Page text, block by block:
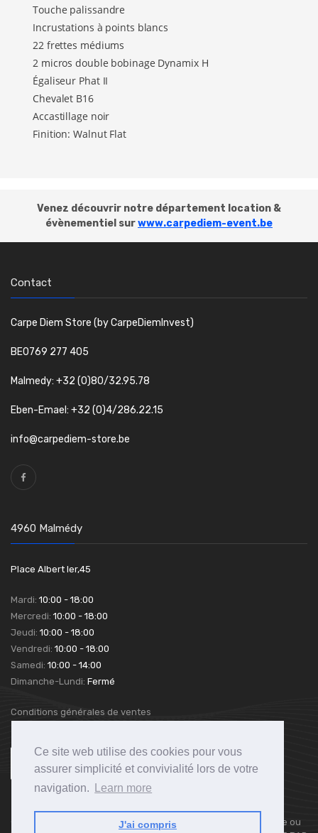
Ce site web utilise des cookies pour vous
assurer simplicité et convivialité lors de votre
navigation.
Learn more
J'ai compris
Touche palissandre
Incrustations à points blancs
22 frettes médiums
2 micros double bobinage Dynamix H
Égaliseur Phat II
Chevalet B16
Accastillage noir
Finition: Walnut Flat
Venez découvrir notre département location &
évènementiel surwww.carpediem-event.be
Contact
Carpe Diem Store (by CarpeDiemInvest)
BE0769 277 405
Malmedy: +32 (0)80/32.95.78
Eben-Emael: +32 (0)4/286.22.15
info@carpediem-store.be
4960 Malmédy
Place Albert Ier,45
Mardi: 10:00 - 18:00
Mercredi: 10:00 - 18:00
Jeudi: 10:00 - 18:00
Vendredi: 10:00 - 18:00
Samedi: 10:00 - 14:00
Dimanche-Lundi: Fermé
Conditions générales de ventes
© 2011 - 2026 CarpeDiem-Store.be - Toute Reproduction Totale ou